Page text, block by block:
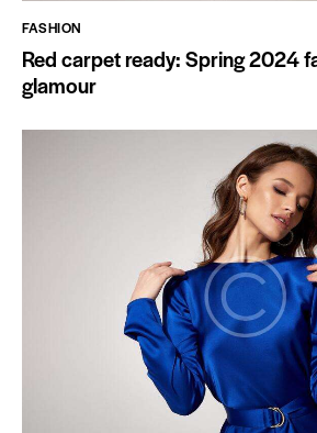
FASHION
Red carpet ready: Spring 2024
glamour